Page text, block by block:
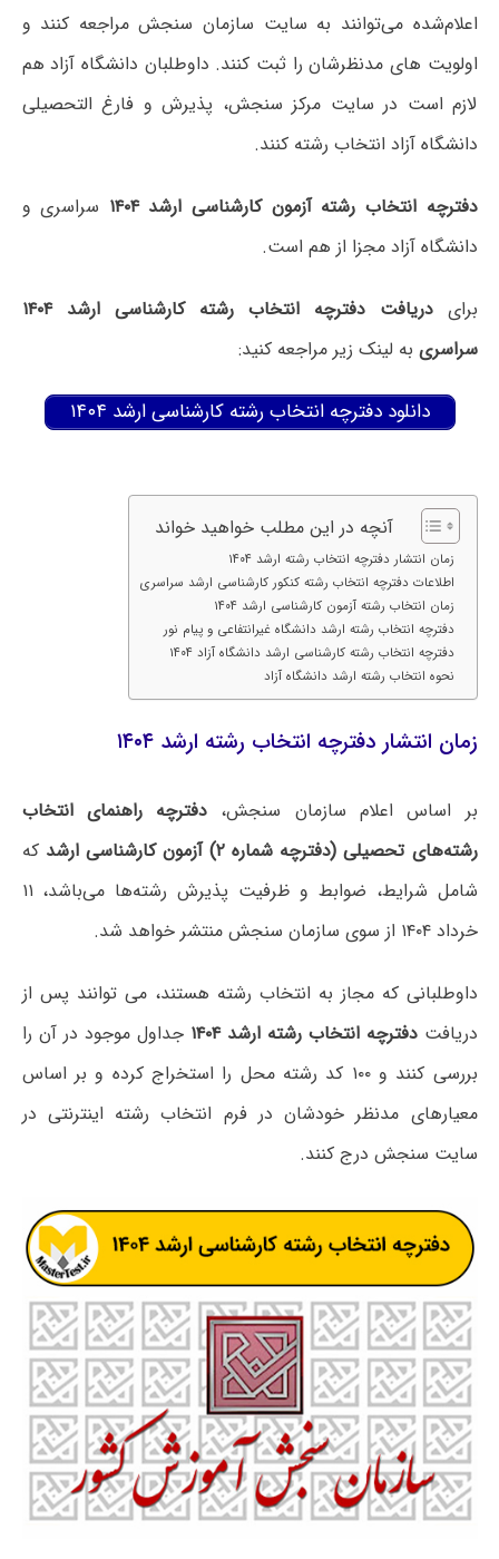
اعلام‌شده می‌توانند به سایت سازمان سنجش مراجعه کنند و
اولویت های مدنظرشان را ثبت کنند. داوطلبان دانشگاه آزاد هم
لازم است در سایت مرکز سنجش، پذیرش و فارغ التحصیلی
دانشگاه آزاد انتخاب رشته کنند.
دفترچه انتخاب رشته آزمون کارشناسی ارشد ۱۴۰۴
سراسری و
دانشگاه آزاد مجزا از هم است.
برای
دریافت دفترچه انتخاب رشته کارشناسی ارشد ۱۴۰۴
سراسری به لینک زیر مراجعه کنید:
دانلود دفترچه انتخاب رشته کارشناسی ارشد ۱۴۰۴
آنچه در این مطلب خواهید خواند
زمان انتشار دفترچه انتخاب رشته ارشد ۱۴۰۴
اطلاعات دفترچه انتخاب رشته کنکور کارشناسی ارشد سراسری
زمان انتخاب رشته آزمون کارشناسی ارشد ۱۴۰۴
دفترچه انتخاب رشته ارشد دانشگاه غیرانتفاعی و پیام نور
دفترچه انتخاب رشته کارشناسی ارشد دانشگاه آزاد ۱۴۰۴
نحوه انتخاب رشته ارشد دانشگاه آزاد
زمان انتشار دفترچه انتخاب رشته ارشد ۱۴۰۴
بر اساس اعلام سازمان سنجش، دفترچه راهنمای انتخاب
رشته‌های تحصیلی (دفترچه شماره ۲) آزمون کارشناسی ارشد
که
شامل شرایط، ضوابط و ظرفیت پذیرش رشته‌ها می‌باشد، ۱۱
خرداد ۱۴۰۴ از سوی سازمان سنجش منتشر خواهد شد.
داوطلبانی که مجاز به انتخاب رشته هستند، می توانند پس از
دریافتدفترچه انتخاب رشته ارشد ۱۴۰۴
جداول موجود در آن را
بررسی کنند و ۱۰۰ کد رشته محل را استخراج کرده و بر اساس
معیارهای مدنظر خودشان در فرم انتخاب رشته اینترنتی در
سایت سنجش درج کنند.